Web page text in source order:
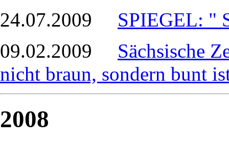
24.07.2009 SPIEGEL: "
09.02.2009 Sächsische
nicht braun, sondern bunt
2008